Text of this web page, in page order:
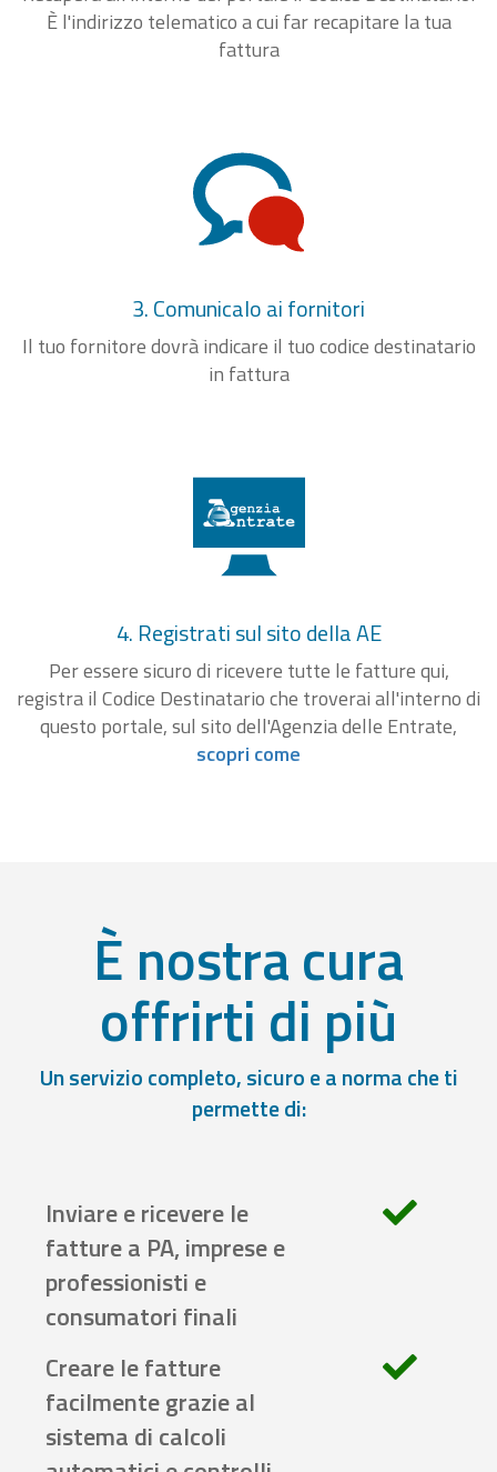
È l'indirizzo telematico a cui far recapitare la tua
fattura
3. Comunicalo ai fornitori
Il tuo fornitore dovrà indicare il tuo codice destinatario
in fattura
4. Registrati sul sito della AE
Per essere sicuro di ricevere tutte le fatture qui,
registra il Codice Destinatario che troverai all'interno di
questo portale, sul sito dell'Agenzia delle Entrate,
scopri come
È nostra cura
offrirti di più
Un servizio completo, sicuro e a norma che ti
permette di:
Inviare e ricevere le
fatture a PA, imprese e
professionisti e
consumatori finali
Creare le fatture
facilmente grazie al
sistema di calcoli